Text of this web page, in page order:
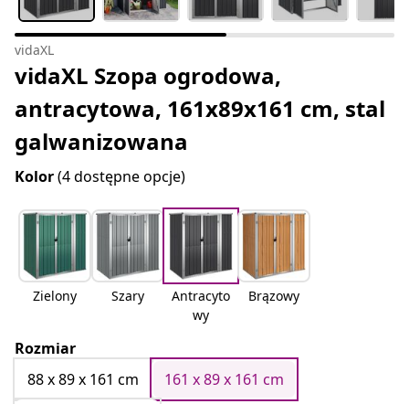
vidaXL
vidaXL Szopa ogrodowa,
antracytowa, 161x89x161 cm, stal
galwanizowana
Kolor(4 dostępne opcje)
Zielony Szary
Antracyto
wy
Brązowy
Rozmiar
88 x 89 x 161 cm
161 x 89 x 161 cm